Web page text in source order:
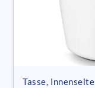
Tasse, Innenseite